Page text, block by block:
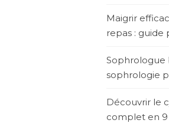
Maigrir
repas : guide
Sophrologue
sophrologie
Découvrir le
complet en 9